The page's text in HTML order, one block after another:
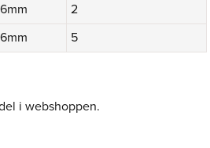
6mm
2
6mm 5
i webshoppen.